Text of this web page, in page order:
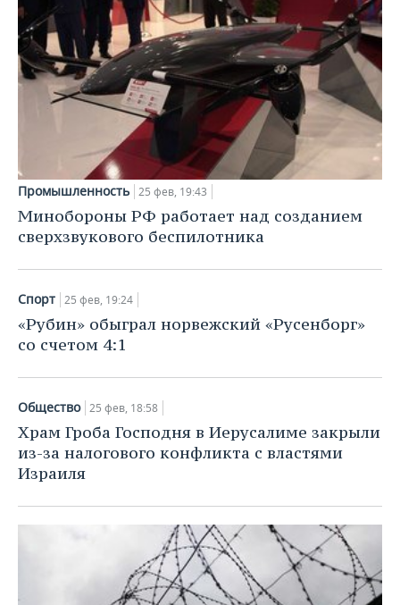
ФИГУРНОЕ КАТАНИЕ
ВОДНЫЕ ВИДЫ СПОРТА
ХОККЕЙ С МЯЧОМ
МЕДИЦИНА
ОБРАЗОВАНИЕ
ПРОИСШЕСТВИЯ
Промышленность 25 фев, 19:43
Минобороны РФ работает над созданием
сверхзвукового беспилотника
Спорт 25 фев, 19:24
«Рубин» обыграл норвежский «Русенборг»
со счетом 4:1
Общество 25 фев, 18:58
Храм Гроба Господня в Иерусалиме закрыли
из-за налогового конфликта с властями
Израиля